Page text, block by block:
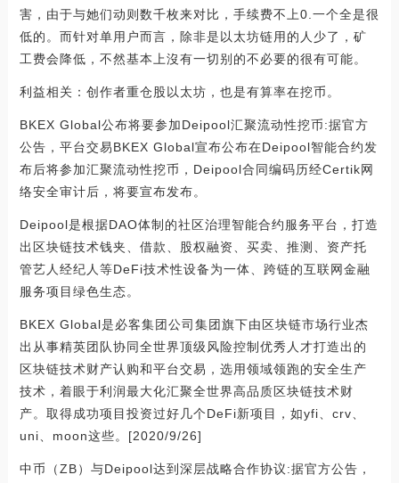
害，由于与她们动则数千枚来对比，手续费不上0.一个全是很
低的。而针对单用户而言，除非是以太坊链用的人少了，矿
工费会降低，不然基本上沒有一切别的不必要的很有可能。
利益相关：创作者重仓股以太坊，也是有算率在挖币。
BKEX Global公布将要参加Deipool汇聚流动性挖币:据官方
公告，平台交易BKEX Global宣布公布在Deipool智能合约发
布后将参加汇聚流动性挖币，Deipool合同编码历经Certik网
络安全审计后，将要宣布发布。
Deipool是根据DAO体制的社区治理智能合约服务平台，打造
出区块链技术钱夹、借款、股权融资、买卖、推测、资产托
管艺人经纪人等DeFi技术性设备为一体、跨链的互联网金融
服务项目绿色生态。
BKEX Global是必客集团公司集团旗下由区块链市场行业杰
出从事精英团队协同全世界顶级风险控制优秀人才打造出的
区块链技术财产认购和平台交易，选用领域领跑的安全生产
技术，着眼于利润最大化汇聚全世界高品质区块链技术财
产。取得成功项目投资过好几个DeFi新项目，如yfi、crv、
uni、moon这些。[2020/9/26]
中币（ZB）与Deipool达到深层战略合作协议:据官方公告，